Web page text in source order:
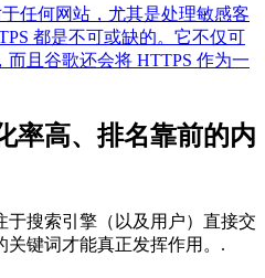
于任何网站，尤其是处理敏感客
都是不可或缺的。它不仅可
且谷歌还会将 HTTPS 作为一
率高、排名靠前的内
搜索引擎（以及用户）直接交
键词才能真正发挥作用。.